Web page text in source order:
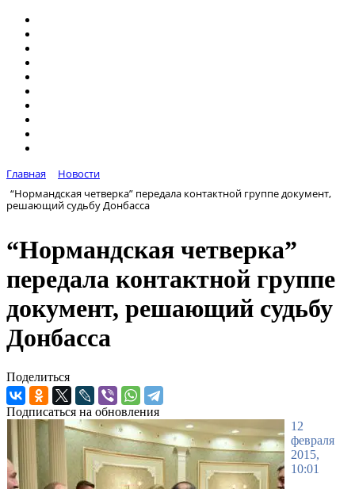
Главная
Новости
“Нормандская четверка” передала контактной группе документ,
решающий судьбу Донбасса
“Нормандская четверка”
передала контактной группе
документ, решающий судьбу
Донбасса
Поделиться
Подписаться на обновления
12
февраля
2015,
10:01